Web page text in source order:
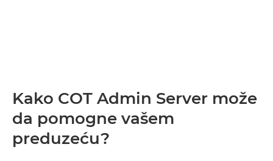
Kako COT Admin Server može
da pomogne vašem
preduzeću?